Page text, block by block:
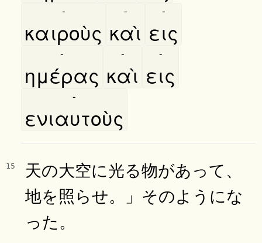
καιροὺς
-
καὶ
-
εις
-
ημέρας
-
καὶ
-
εις
-
ενιαυτοὺς
-
15
天の大空に光る物があって、
地を照らせ。」そのようにな
った。